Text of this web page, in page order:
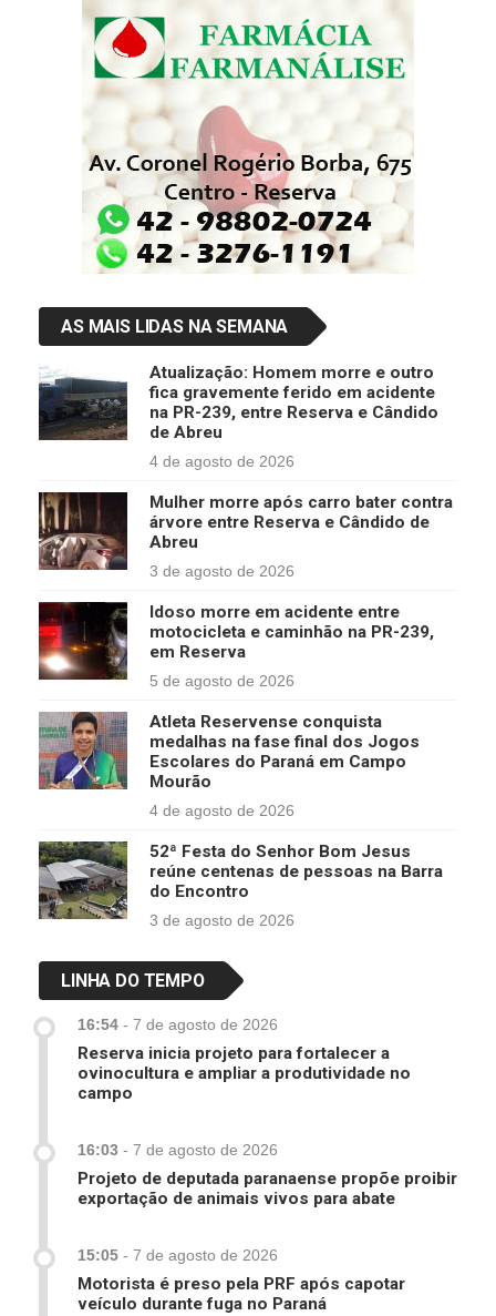
AS MAIS LIDAS NA SEMANA
Atualização: Homem morre e outro
fica gravemente ferido em acidente
na PR-239, entre Reserva e Cândido
de Abreu
4 de agosto de 2026
Mulher morre após carro bater contra
árvore entre Reserva e Cândido de
Abreu
3 de agosto de 2026
Idoso morre em acidente entre
motocicleta e caminhão na PR-239,
em Reserva
5 de agosto de 2026
Atleta Reservense conquista
medalhas na fase final dos Jogos
Escolares do Paraná em Campo
Mourão
4 de agosto de 2026
52ª Festa do Senhor Bom Jesus
reúne centenas de pessoas na Barra
do Encontro
3 de agosto de 2026
LINHA DO TEMPO
16:54 - 7 de agosto de 2026
Reserva inicia projeto para fortalecer a
ovinocultura e ampliar a produtividade no
campo
16:03 - 7 de agosto de 2026
Projeto de deputada paranaense propõe proibir
exportação de animais vivos para abate
15:05 - 7 de agosto de 2026
Motorista é preso pela PRF após capotar
veículo durante fuga no Paraná